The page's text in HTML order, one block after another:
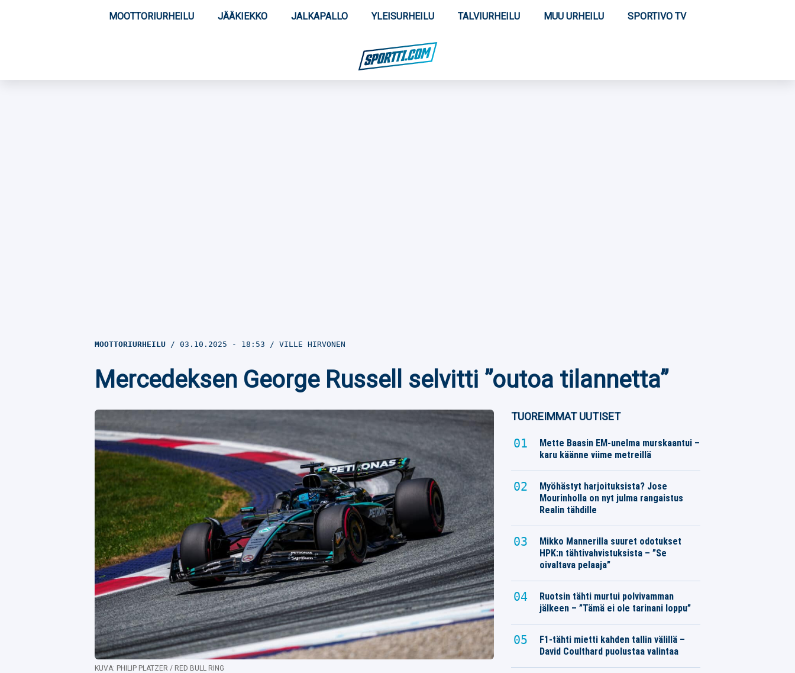
MOOTTORIURHEILU JÄÄKIEKKO JALKAPALLO YLEISURHEILU TALVIURHEILU MUU URHEILU SPORTIVO TV
MOOTTORIURHEILU 03.10.2025 - 18:53 VILLE HIRVONEN
Mercedeksen George Russell selvitti ”outoa tilannetta”
KUVA: PHILIP PLATZER / RED BULL RING
TUOREIMMAT UUTISET
Mette Baasin EM-unelma murskaantui –
karu käänne viime metreillä
Myöhästyt harjoituksista? Jose
Mourinholla on nyt julma rangaistus
Realin tähdille
Mikko Mannerilla suuret odotukset
HPK:n tähtivahvistuksista – ”Se
oivaltava pelaaja”
Ruotsin tähti murtui polvivamman
jälkeen – ”Tämä ei ole tarinani loppu”
F1-tähti mietti kahden tallin välillä –
David Coulthard puolustaa valintaa